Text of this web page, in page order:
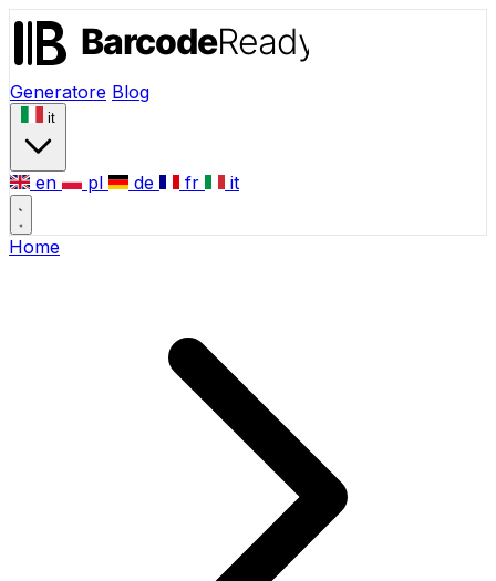
Generatore Blog
it
en pl de fr it
Home